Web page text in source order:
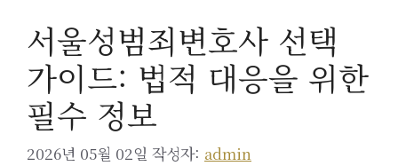
서울성범죄변호사 선택
가이드: 법적 대응을 위한
필수 정보
2026년 05월 02일 작성자: admin